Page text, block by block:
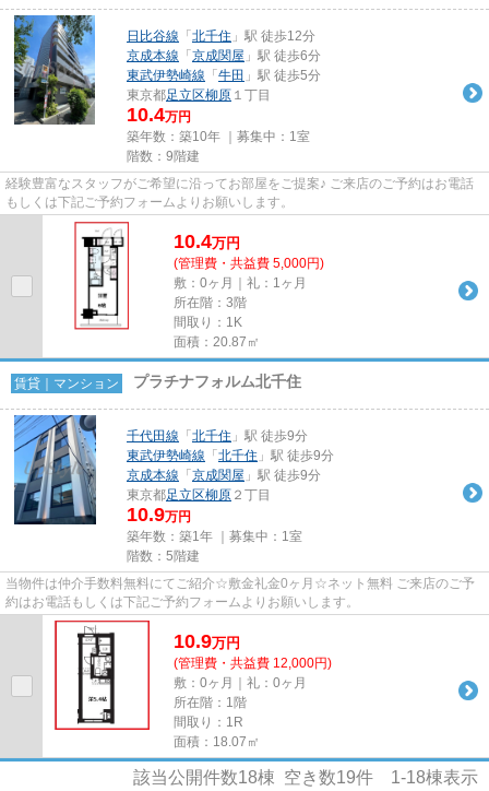
日比谷線 「 北千住 」駅 徒歩12分
京成本線 「 京成関屋 」駅 徒歩6分
東武伊勢崎線 「 牛田 」駅 徒歩5分
東京都足立区柳原 １丁目
10.4万円
築年数：築10年 ｜募集中： 1室
階数：9階建
経験豊富なスタッフがご希望に沿ってお部屋をご提案♪ ご来店のご予約はお電話
もしくは下記ご予約フォームよりお願いします。
10.4万円
(管理費・共益費 5,000円)
敷：0ヶ月｜礼：1ヶ月
所在階：3階
間取り：1K
面積：20.87㎡
賃貸｜マンション プラチナフォルム北千住
千代田線 「 北千住 」駅 徒歩9分
東武伊勢崎線 「 北千住 」駅 徒歩9分
京成本線 「 京成関屋 」駅 徒歩9分
東京都足立区柳原 ２丁目
10.9万円
築年数：築1年 ｜募集中： 1室
階数：5階建
当物件は仲介手数料無料にてご紹介☆敷金礼金0ヶ月☆ネット無料 ご来店のご予
約はお電話もしくは下記ご予約フォームよりお願いします。
10.9万円
(管理費・共益費 12,000円)
敷：0ヶ月｜礼：0ヶ月
所在階：1階
間取り：1R
面積：18.07㎡
該当公開件数18棟 空き数19件 1-18棟表示